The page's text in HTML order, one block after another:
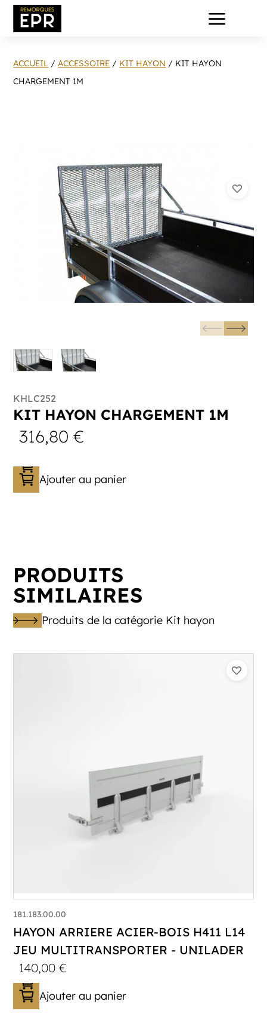
a
ACCUEIL /ACCESSOIRE / KIT HAYON / KIT HAYON
CHARGEMENT 1M
KHLC252
KIT HAYON CHARGEMENT 1M
316,80€
Ajouter au panier
PRODUITS
SIMILAIRES
Produits de la catégorie Kit hayon
181.183.00.00
HAYON ARRIERE ACIER-BOIS H411 L14
JEU MULTITRANSPORTER - UNILADER
140,00€
Ajouter au panier